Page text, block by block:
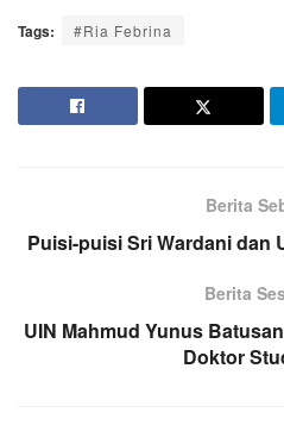
Tags: #Ria Febrina
Berita
Puisi-puisi Sri Wardani dan
Berita
UIN Mahmud Yunus
Doktor